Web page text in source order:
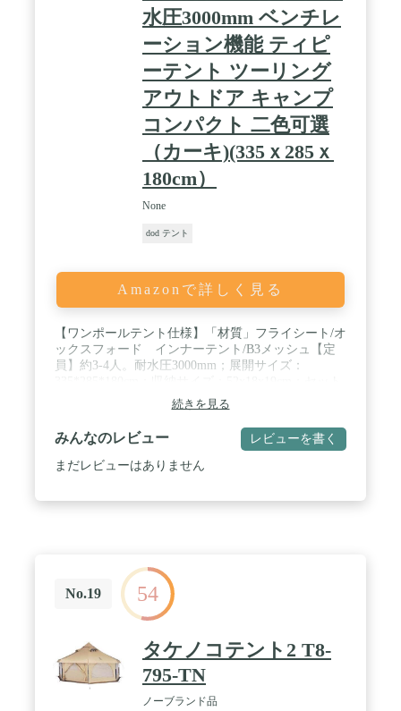
水圧3000mm ベンチレ
ーション機能 ティピ
ーテント ツーリング
アウトドア キャンプ
コンパクト 二色可選
（カーキ)(335ｘ285ｘ
180cm）
None
dod テント
Amazonで詳しく見る
【ワンポールテント仕様】「材質」フライシート/オ
ックスフォード インナーテント/B3メッシュ【定
員】約3-4人。耐水圧3000mm；展開サイズ：
重量：（約）3.75kg【内容物】テント本体×1、ポー
ルx1本、ロープ×6本、ペグ×12本、キャリーバッグ
×1 【ご注意】キャノピー要ポールは別販となりま
す。 / 【フライトシート/インナーテント】フライト
シートとインナーテントに分かれており、フライト
くなり、圧迫感がなくなります。四人も余裕サイズ
感、背の高い男性でも立ったままの状態で着替えが
できるのは大きなポイントです。 / 【キャノピー付
き雨の日も安心】円錐状のワンポールテントは、雨
が降っても屋根に雨がたまることはありませんが、
出入り時などに内部に雨水が流れ込んでしまうこと
があります。その点、キャノピー（ひさし）付きの
タイプを選べば、雨除けになるので心配無用です。
/ 【軽い！持ち運び便利！】全体ポリエステル生地
続きを見る
みんなのレビュー レビューを書く
まだレビューはありません
No.19 54
タケノコテント2 T8-
795-TN
ノーブランド品